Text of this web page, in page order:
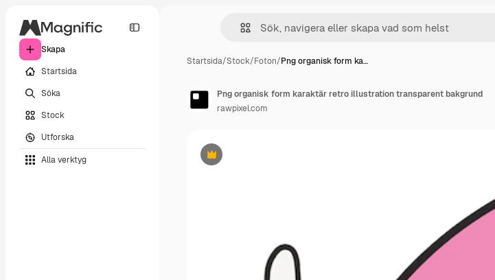
Skapa
Startsida
Söka
Stock
Utforska
Alla verktyg
Startsida/Stock/Foton/Png organisk form ka…
Premie
Png organisk form karaktär retro illustration transparent bakgrund
rawpixel.com